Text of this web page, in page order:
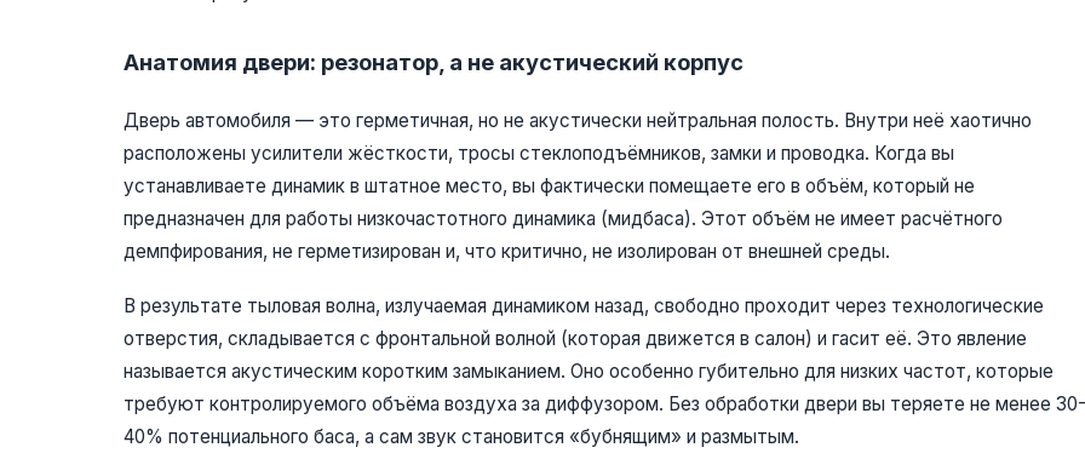
Анатомия двери: резонатор, а не акустический корпус
Дверь автомобиля — это герметичная, но не акустически нейтральная полость. Внутри неё хаотично
расположены усилители жёсткости, тросы стеклоподъёмников, замки и проводка. Когда вы
устанавливаете динамик в штатное место, вы фактически помещаете его в объём, который не
предназначен для работы низкочастотного динамика (мидбаса). Этот объём не имеет расчётного
демпфирования, не герметизирован и, что критично, не изолирован от внешней среды.
В результате тыловая волна, излучаемая динамиком назад, свободно проходит через технологические
отверстия, складывается с фронтальной волной (которая движется в салон) и гасит её. Это явление
называется акустическим коротким замыканием. Оно особенно губительно для низких частот, которые
требуют контролируемого объёма воздуха за диффузором. Без обработки двери вы теряете не менее 30-
40% потенциального баса, а сам звук становится «бубнящим» и размытым.